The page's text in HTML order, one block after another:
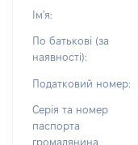
Ім'я:
По батькові (за
наявності):
Податковий номер:
Серія та номер
паспорта
громадянина